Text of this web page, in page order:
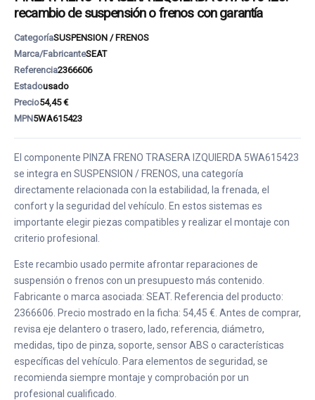
recambio de suspensión o frenos con garantía
CategoríaSUSPENSION / FRENOS
Marca/FabricanteSEAT
Referencia2366606
Estadousado
Precio54,45 €
MPN5WA615423
El componente PINZA FRENO TRASERA IZQUIERDA 5WA615423
se integra en SUSPENSION / FRENOS, una categoría
directamente relacionada con la estabilidad, la frenada, el
confort y la seguridad del vehículo. En estos sistemas es
importante elegir piezas compatibles y realizar el montaje con
criterio profesional.
Este recambio usado permite afrontar reparaciones de
suspensión o frenos con un presupuesto más contenido.
Fabricante o marca asociada: SEAT. Referencia del producto:
2366606. Precio mostrado en la ficha: 54,45 €. Antes de comprar,
revisa eje delantero o trasero, lado, referencia, diámetro,
medidas, tipo de pinza, soporte, sensor ABS o características
específicas del vehículo. Para elementos de seguridad, se
recomienda siempre montaje y comprobación por un
profesional cualificado.